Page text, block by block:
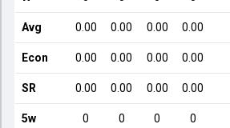
Avg 0.00 0.00 0.00 0.00
Econ 0.00 0.00 0.00 0.00
SR 0.00 0.00 0.00 0.00
5w 0 0 0 0